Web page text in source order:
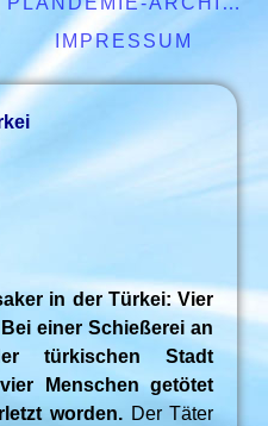
IMPRESSUM
in der Türkei: Vier
einer Schießerei an
türkischen Stadt
Menschen getötet
worden.Der Täter